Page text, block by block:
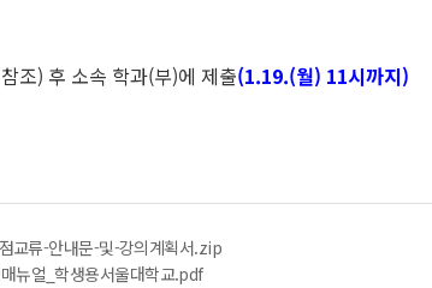
조) 후 소속 학과(부)에 제출(1.19.(월) 11시까지)
교류-안내문-및-강의계획서.zip
뉴얼_학생용서울대학교.pdf